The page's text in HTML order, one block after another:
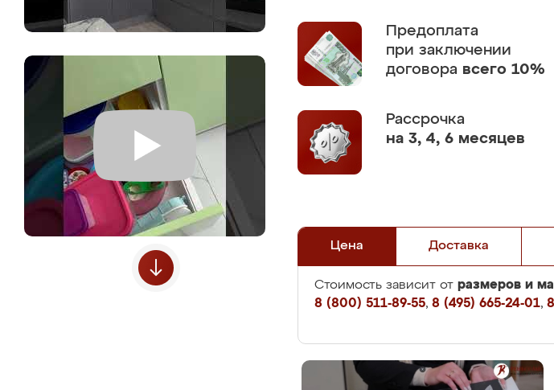
Предоплата
при заключении
договора всего 10%
Рассрочка
на 3, 4, 6 месяцев
Цена Доставка
Стоимость зависит от размеров и
8 (800) 511-89-55, 8 (495) 665-24-01,